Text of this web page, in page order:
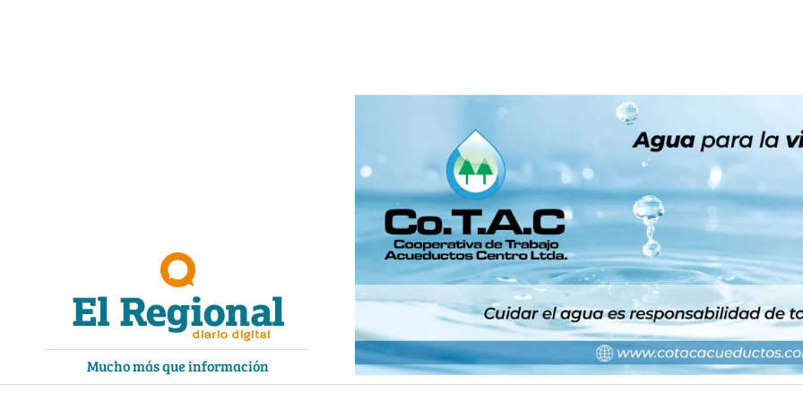
Mucho más que información